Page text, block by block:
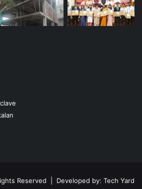
Reserved | Developed by: Tech Yard